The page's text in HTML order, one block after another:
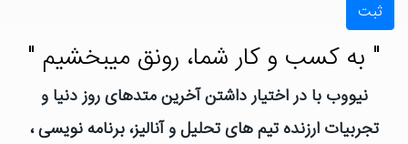
ثبت
" به کسب و کار شما، رونق میبخشیم "
نیووب با در اختیار داشتن آخرین متدهای روز دنیا و
تجربیات ارزنده تیم های تحلیل و آنالیز، برنامه نویسی ،